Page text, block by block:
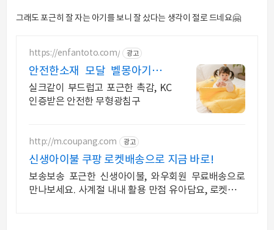
그래도 포근히 잘 자는 아기를 보니 잘 샀다는 생각이 절로 드네요🤗
https://enfantoto.com/ 광고
안전한소재 모달 벨몽아기이불
아이가 좋아하는 동물캐릭터
실크같이 부드럽고 포근한 촉감, KC
인증받은 안전한 무형광침구
http://m.coupang.com 광고
신생아이불 쿠팡 로켓배송으로 지금 바로!
보송보송 포근한 신생아이불, 와우회원 무료배송으로
만나보세요. 사계절 내내 활용 만점 유아담요, 로켓배송